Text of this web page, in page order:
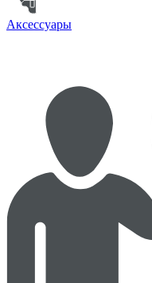
Аксессуары